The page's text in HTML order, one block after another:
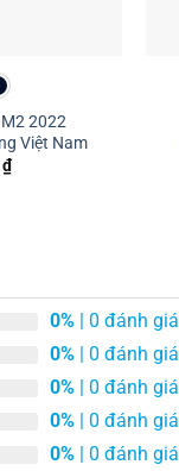
2022
Việt Nam
₫
0% | 0 đánh giá
0% | 0 đánh giá
0% | 0 đánh giá
0% | 0 đánh giá
0% | 0 đánh giá